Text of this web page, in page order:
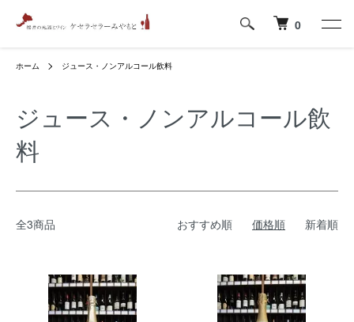
0
ホーム ジュース・ノンアルコール飲料
ジュース・ノンアルコール飲
料
全3商品 おすすめ順 価格順 新着順